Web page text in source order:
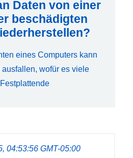
Daten von einer
beschädigten
eines Computers kann
wofür es viele
04:53:56 GMT-05:00